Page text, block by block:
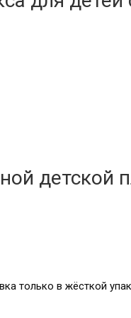
детской
только в жёсткой